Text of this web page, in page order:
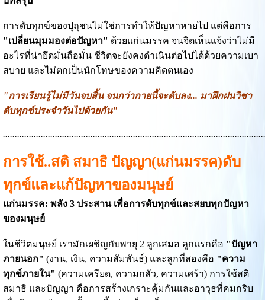
การดับทุกข์ของปุถุชนไม่ใช่การทำให้ปัญหาหายไป แต่คือการ
"เปลี่ยนมุมมองต่อปัญหา" ด้วยแก่นมรรค จนจิตเห็นแจ้งว่าไม่มี
อะไรที่น่ายึดมั่นถือมั่น ชีวิตจะยังคงดำเนินต่อไปได้ด้วยความเบา
สบาย และไม่ตกเป็นนักโทษของความคิดตนเอง
"การเรียนรู้ไม่มีวันจบสิ้น จนกว่ากายนี้จะดับลง... มาฝึกฝนวิชา
ดับทุกข์ประจำวันไปด้วยกัน"
การใช้..สติ สมาธิ ปัญญา(แก่นมรรค)ดับ
ทุกข์และแก้ปัญหาของมนุษย์
แก่นมรรค: พลัง 3 ประสาน เพื่อการดับทุกข์และสยบทุกปัญหา
ของมนุษย์
ในชีวิตมนุษย์ เรามักเผชิญกับพายุ 2 ลูกเสมอ ลูกแรกคือ "ปัญหา
ภายนอก" (งาน, เงิน, ความสัมพันธ์) และลูกที่สองคือ "ความ
ทุกข์ภายใน" (ความเครียด, ความกลัว, ความเศร้า) การใช้สติ
สมาธิ และปัญญา คือการสร้างเกราะคุ้มกันและอาวุธที่คมกริบ